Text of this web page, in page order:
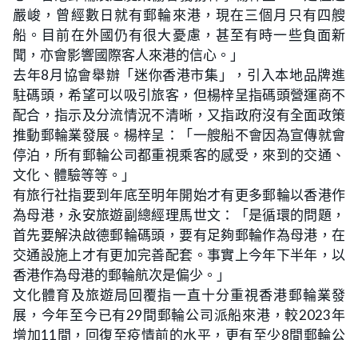
嚴峻，曾經數日就有郵輪來港，現在三個月只有四艘
船。目前在外國仍有很大憂慮，甚至有時一些負面新
聞，亦會影響國際客人來港的信心。」
去年8月協會舉辦「迷你香港市集」，引入本地品牌進
駐碼頭，希望可以吸引旅客，但楊梓呈指碼頭營運商不
配合，指示及分流情況不清晰，又指政府沒有全面政策
推動郵輪業發展。楊梓呈：「一艘船不會因為宣傳就會
停泊，所有郵輪公司都重視乘客的感受，來到的交通、
文化、體驗等等。」
有旅行社指要到年底至明年開始才有更多郵輪以香港作
為母港，永安旅遊副總經理馬世文：「是循環的問題，
首先要解決啟德郵輪碼頭，要有足夠郵輪作為母港，在
交通設施上才有更加完善配套。事實上今年下半年，以
香港作為母港的郵輪航次是偏少。」
文化體育及旅遊局回覆指一直十分重視香港郵輪業發
展，今年至今已有29間郵輪公司派船來港，較2023年
增加11間，回復至疫情前的水平，更有至少8間郵輪公